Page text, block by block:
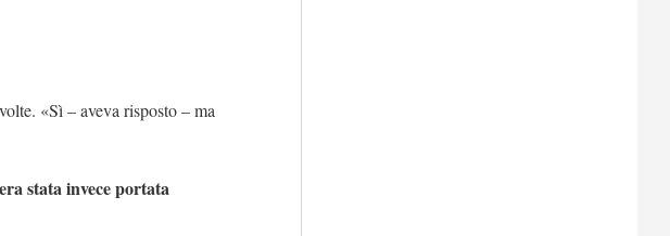
«Sì – aveva risposto – ma
stata invece portata